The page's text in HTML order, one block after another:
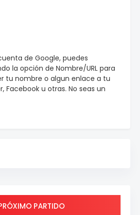
de Google, puedes
la opción de Nombre/URL para
tu nombre o algun enlace a tu
Facebook u otras. No seas un
PARTIDO